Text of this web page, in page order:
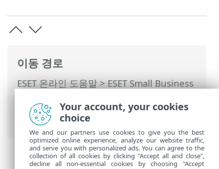
이동 경로
ESET 온라인 도움말>ESET Small Business
운용>고급 설정>알림> 대화 상자 창 - 애
플리케이션 상태
Your account, your cookies
choice
We and our partners use cookies to give you the best
optimized online experience, analyze our website traffic,
and serve you with personalized ads. You can agree to the
collection of all cookies by clicking "Accept all and close",
decline all non-essential cookies by choosing "Accept